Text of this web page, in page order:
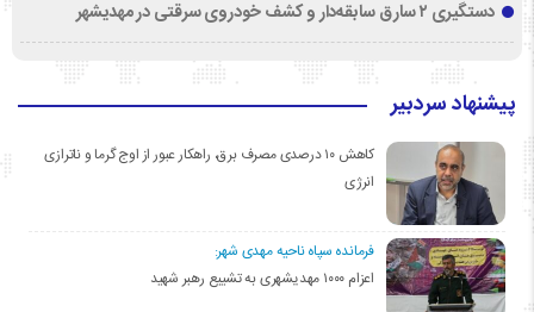
دستگیری ۲ سارق سابقه‌دار و کشف خودروی سرقتی در مهدیشهر
پیشنهاد سردبیر
کاهش ۱۰ درصدی مصرف برق، راهکار عبور از اوج گرما و ناترازی
انرژی
فرمانده سپاه ناحیه مهدی شهر:
اعزام ۱۰۰۰ مهدیشهری به تشییع رهبر شهید